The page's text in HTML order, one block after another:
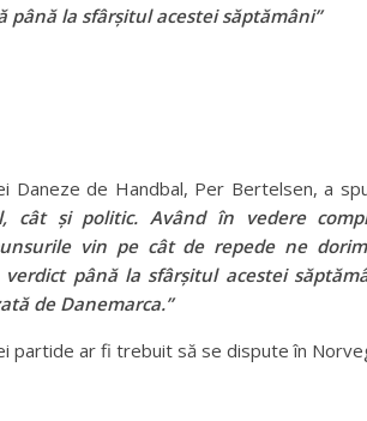
până la sfârșitul acestei săptămâni”
Daneze de Handbal, Per Bertelsen, a
cât și politic. Având în vedere
vin pe cât de repede ne
până la sfârșitul acestei
de Danemarca.”
partide ar fi trebuit să se dispute în